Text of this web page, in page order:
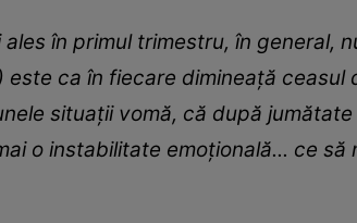
în primul trimestru, în general,
ca în fiecare dimineață
situații vomă, că după
o instabilitate emoțională... ce